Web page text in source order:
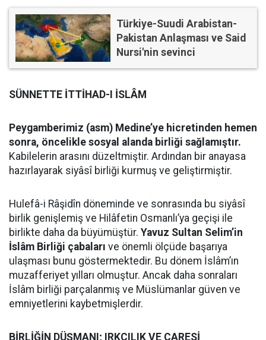
Türkiye-Suudi Arabistan-
Pakistan Anlaşması ve Said
Nursi'nin sevinci
SÜNNETTE İTTİHAD-I İSLÂM
Peygamberimiz (asm) Medine’ye hicretinden hemen
sonra, öncelikle sosyal alanda birliği sağlamıştır.
Kabilelerin arasını düzeltmiştir. Ardından bir anayasa
hazırlayarak siyâsî birliği kurmuş ve geliştirmiştir.
Hulefâ-i Râşidîn döneminde ve sonrasında bu siyâsî
birlik genişlemiş ve Hilâfetin Osmanlı’ya geçişi ile
birlikte daha da büyümüştür. Yavuz Sultan Selim’in
İslâm Birliği çabaları ve önemli ölçüde başarıya
ulaşması bunu göstermektedir. Bu dönem İslâm’ın
muzafferiyet yılları olmuştur. Ancak daha sonraları
İslâm birliği parçalanmış ve Müslümanlar güven ve
emniyetlerini kaybetmişlerdir.
BİRLİĞİN DÜŞMANI; IRKÇILIK VE ÇARESİ